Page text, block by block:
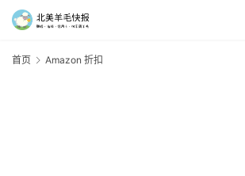
首页 Amazon 折扣